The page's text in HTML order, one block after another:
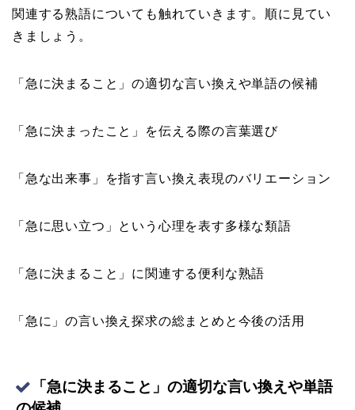
関連する熟語についても触れていきます。順に見てい
きましょう。
「急に決まること」の適切な言い換えや単語の候補
「急に決まったこと」を伝える際の言葉選び
「急な出来事」を指す言い換え表現のバリエーション
「急に思い立つ」という心理を表す多様な類語
「急に決まること」に関連する便利な熟語
「急に」の言い換え探求の総まとめと今後の活用
「急に決まること」の適切な言い換えや単語